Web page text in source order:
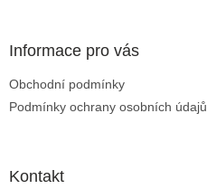
Informace pro vás
Obchodní podmínky
Podmínky ochrany osobních údajů
Kontakt